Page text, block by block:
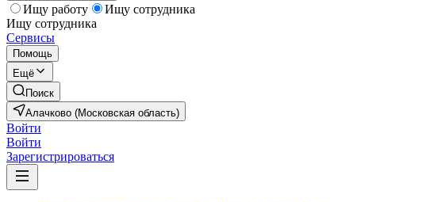
Ищу работу
Ищу сотрудника
Ищу сотрудника
Сервисы
Помощь
Ещё
Поиск
Алачково (Московская область)
Войти
Войти
Зарегистрироваться